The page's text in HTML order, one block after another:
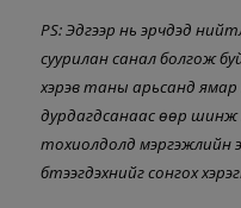
PS: Эдгээр нь эрчүүдэд
суурилан санал болгож
хэрэв таны арьсанд ямар
дурдагдсанаас өөр шинж
тохиолдолд
бүтээгдэхүүнийг сонгох